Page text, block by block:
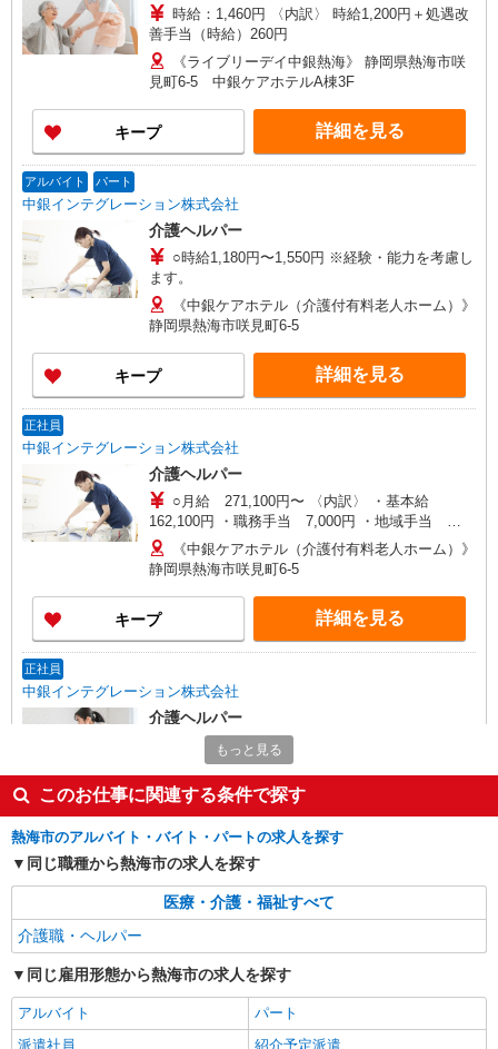
時給：1,460円 〈内訳〉 時給1,200円＋処遇改
善手当（時給）260円
《ライブリーデイ中銀熱海》 静岡県熱海市咲
見町6-5 中銀ケアホテルA棟3F
キープ 詳細を見る
アルバイト パート
中銀インテグレーション株式会社
介護ヘルパー
○時給1,180円〜1,550円 ※経験・能力を考慮し
ます。
《中銀ケアホテル（介護付有料老人ホーム）》
静岡県熱海市咲見町6-5
キープ 詳細を見る
正社員
中銀インテグレーション株式会社
介護ヘルパー
○月給 271,100円〜 〈内訳〉 ・基本給
162,100円 ・職務手当 7,000円 ・地域手当
18,000円 ・食事手当 3,000円 ・処遇改善手当
41,000円 ・夜勤手当 40,000円（夜勤4回分 1回
10,000円）
《中銀ケアホテル（介護付有料老人ホーム）》
静岡県熱海市咲見町6-5
キープ 詳細を見る
正社員
中銀インテグレーション株式会社
介護ヘルパー
月給：230,000円〜 （内訳） 基本給：（職能
給）108,000円（職責給）61,000円 地域手当：
18,000円 職務手当：7,000円 資格手当：5,000円
食事手当：3,000円 処遇改善手当：28,000円 （別
途） 通勤手当：実費相当額支給 住宅手当：社内規
程による
《ライブリーデイ中銀熱海》 静岡県熱海市咲
見町6-5
キープ
中銀インテグレーション株式会社
《初任者研修》 ・時給 1,270円 《介護福祉
士〉 ・時給 1,370円
《ライブリーデイ中銀熱海》 静岡県熱海市咲
もっと見る
このお仕事に関連する条件で探す
熱海市のアルバイト・バイト・パートの求人を探す
同じ職種から熱海市の求人を探す
医療・介護・福祉すべて
介護職・ヘルパー
同じ雇用形態から熱海市の求人を探す
アルバイト
パート
派遣社員
紹介予定派遣